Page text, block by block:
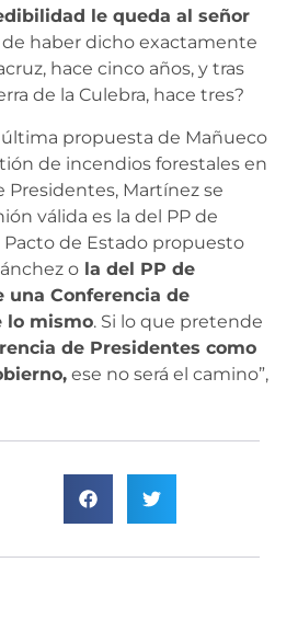
le queda al señor
haber dicho exactamente
hace cinco años, y tras
de la Culebra, hace tres?
última propuesta de Mañueco
de incendios forestales en
Presidentes, Martínez se
válida es la del PP de
de Estado propuesto
o la del PP de
una Conferencia de
lo mismo. Si lo que pretende
de Presidentes como
ese no será el camino”,